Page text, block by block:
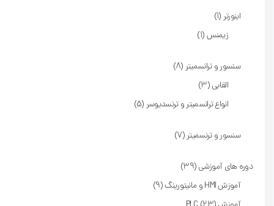
اینورتر 1
زیمنس 1
سنسور و ترانسمیتر 8
القایی 3
انواع ترانسمیتر و ترنسدیوسر 5
سنسور و ترنسمیتر 7
دوره های آموزشی 39
آموزش HMI و مانیتورینگ
9